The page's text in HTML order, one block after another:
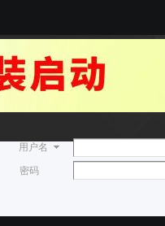
用户名
密码